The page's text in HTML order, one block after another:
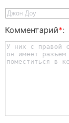
Комментарий*: